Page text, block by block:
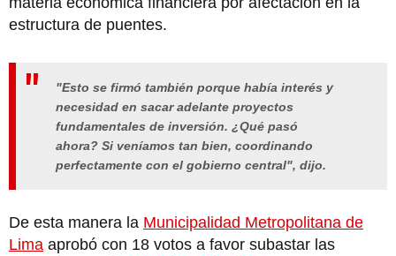
estructura de puentes.
"Esto se firmó también porque había interés y
necesidad en sacar adelante proyectos
fundamentales de inversión. ¿Qué pasó
ahora? Si veníamos tan bien, coordinando
perfectamente con el gobierno central", dijo.
De esta manera la Municipalidad Metropolitana de
Lima aprobó con 18 votos a favor subastar las